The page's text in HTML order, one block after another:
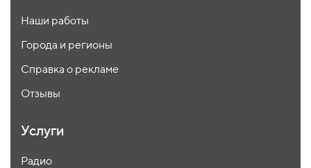
Наши работы
Города и регионы
Справка о рекламе
Отзывы
Услуги
Радио